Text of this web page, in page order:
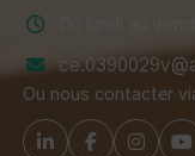
Du lundi au
Ou nous contacter